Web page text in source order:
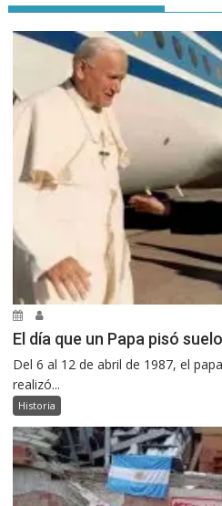
El día que un Papa pisó
Del 6 al 12 de abril de 1987, el
realizó...
Historia